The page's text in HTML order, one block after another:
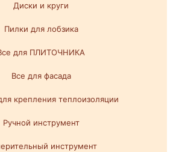
Диски и круги
Пилки для лобзика
для ПЛИТОЧНИКА
Все для фасада
крепления теплоизоляции
Ручной инструмент
инструмент